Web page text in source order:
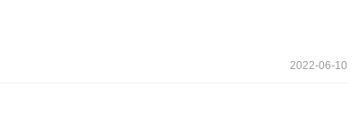
2022-06-10